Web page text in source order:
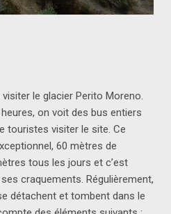
le glacier Perito Moreno.
on voit des bus entiers
touristes visiter le site. Ce
60 mètres de
tous les jours et c’est
craquements. Régulièrement,
détachent et tombent dans le